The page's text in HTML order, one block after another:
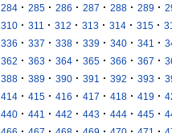
284 · 285 · 286 · 287 · 288 · 289 ·
310 · 311 · 312 · 313 · 314 · 315 ·
336 · 337 · 338 · 339 · 340 · 341 ·
362 · 363 · 364 · 365 · 366 · 367 ·
388 · 389 · 390 · 391 · 392 · 393 ·
414 · 415 · 416 · 417 · 418 · 419 ·
440 · 441 · 442 · 443 · 444 · 445 ·